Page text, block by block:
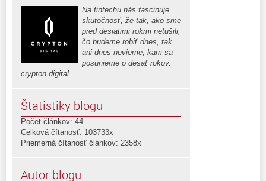
Na fintechu nás fascinuje
skutočnosť, že tak, ako sme
pred desiatimi rokmi netušili,
čo budeme robiť dnes, tak
ani dnes nevieme, kam sa
posunieme o desať rokov.
crypton.digital
Štatistiky blogu
Počet článkov: 44
Celková čítanosť: 103733x
Priemerná čítanosť článkov: 2358x
Autor blogu